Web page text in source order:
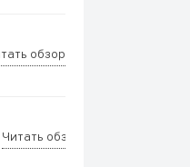
обзор
Читать обзор